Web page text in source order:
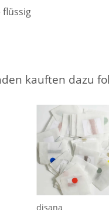
flüssig
kauften dazu
disana